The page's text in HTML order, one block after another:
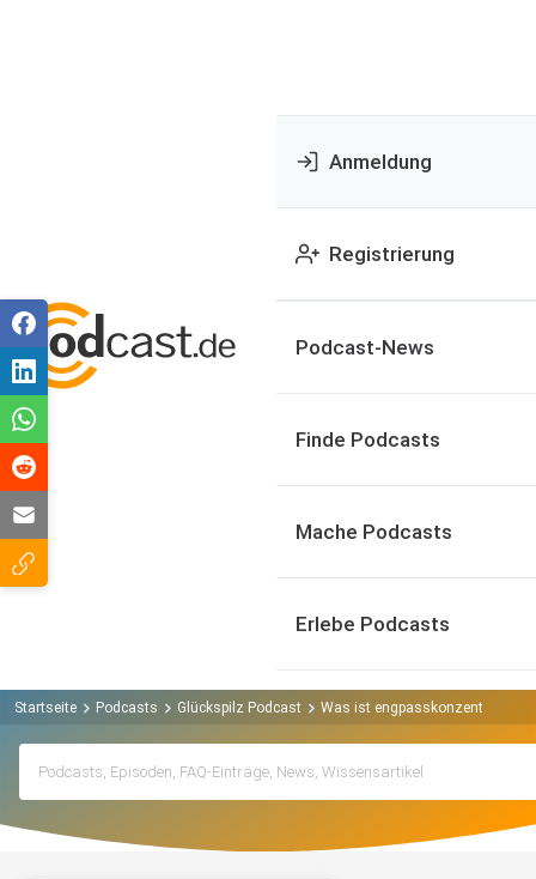
Anmeldung
Registrierung
Podcast-News
Finde Podcasts
Mache Podcasts
Erlebe Podcasts
Startseite Podcasts Glückspilz Podcast Was ist engpasskonzentriertes